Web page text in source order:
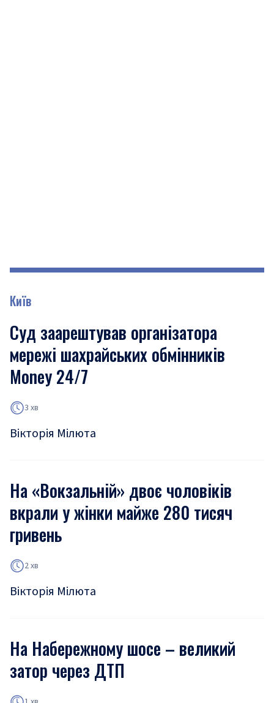
Київ
Суд заарештував організатора
мережі шахрайських обмінників
Money 24/7
3 хв
Вікторія Мілюта
На «Вокзальній» двоє чоловіків
вкрали у жінки майже 280 тисяч
гривень
2 хв
Вікторія Мілюта
На Набережному шосе – великий
затор через ДТП